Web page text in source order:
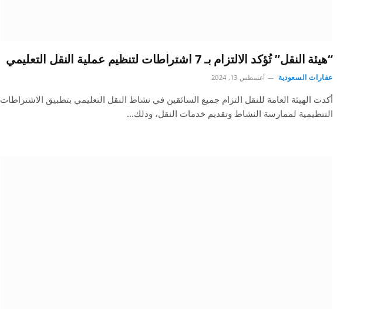
“هيئة النقل” تُؤكد الالتزام بـ 7 اشتراطات لتنظيم عملية النقل التعليمي
عقارات السعودية أغسطس 13, 2024
أكدت الهيئة العامة للنقل التزام جميع السائقين في نشاط النقل التعليمي بتطبيق الاشتراطات
التنظيمية لممارسة النشاط وتقديم خدمات النقل، وذلك…